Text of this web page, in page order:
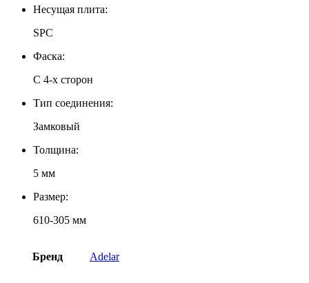
Несущая плита:
SPC
Фаска:
С 4-х сторон
Тип соединения:
Замковый
Толщина:
5 мм
Размер:
610-305 мм
Бренд Adelar